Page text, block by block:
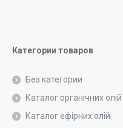
Категории товаров
Без категории
Каталог органічних олій
Каталог ефірних олій